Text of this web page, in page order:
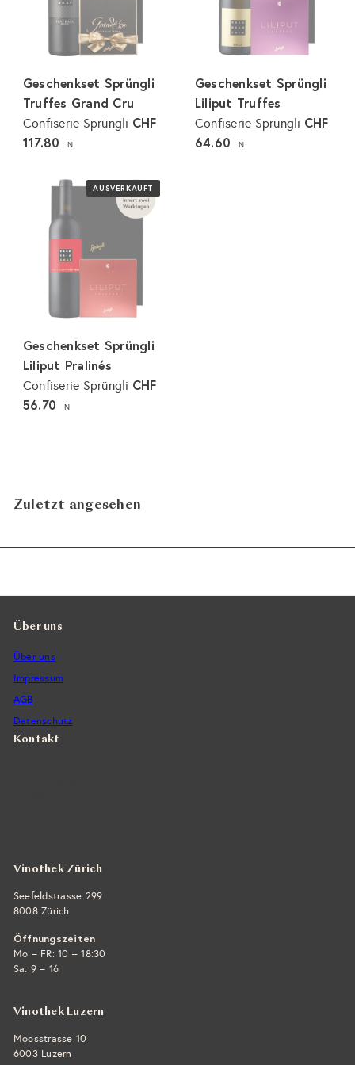
Geschenkset Sprüngli
Truffes Grand Cru
Confiserie Sprüngli CHF
117.80
N
Geschenkset Sprüngli
Liliput Truffes
Confiserie Sprüngli CHF
64.60
N
AUSVERKAUFT
Geschenkset Sprüngli
Liliput Pralinés
Confiserie Sprüngli CHF
56.70
N
Zuletzt angesehen
Über uns
Über uns
Impressum
AGB
Datenschutz
Kontakt
Vinothek Zürich
Seefeldstrasse 299
8008 Zürich
Öffnungszeiten
Mo – FR: 10 – 18:30
Sa: 9 – 16
Vinothek Luzern
Moosstrasse 10
6003 Luzern